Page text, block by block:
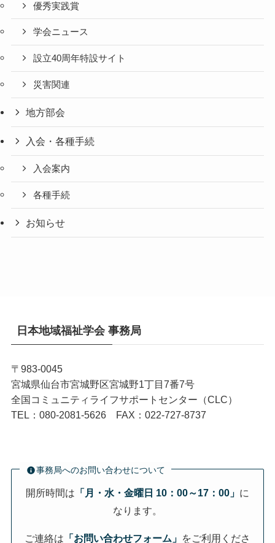
優秀実践賞
学会ニュース
設立40周年特設サイト
災害関連
地方部会
入会・各種手続
入会案内
各種手続
お知らせ
日本地域福祉学会 事務局
〒983-0045
宮城県仙台市宮城野区宮城野1丁目7番7号
全国コミュニティライフサポートセンター（CLC）
TEL：080-2081-5626 FAX：022-727-8737
事務局へのお問い合わせについて
開所時間は 「月・水・金曜日 10：00～17：00」 に
なります。
ご連絡は 「お問い合わせフォーム」 をご利用くださ